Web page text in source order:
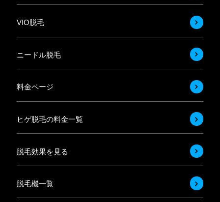
VIO脱毛
ニードル脱毛
料金ページ
ヒゲ脱毛の料金一覧
脱毛効果を見る
脱毛機一覧